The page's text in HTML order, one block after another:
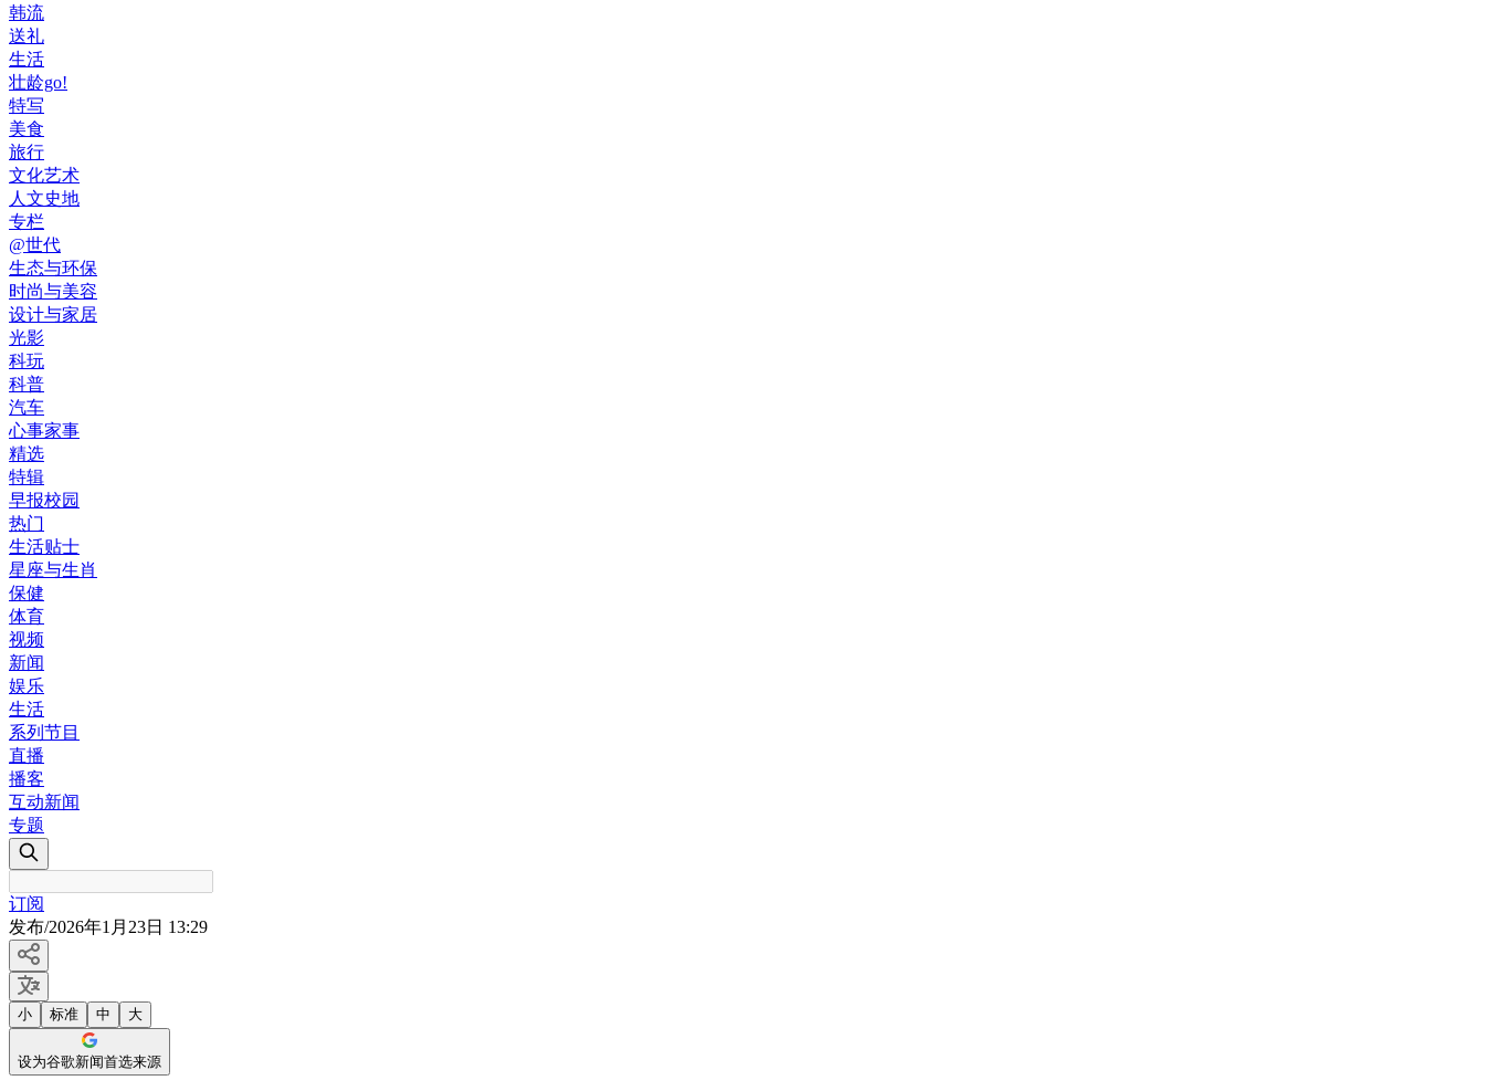
韩流
送礼
生活
壮龄go!
特写
美食
旅行
文化艺术
人文史地
专栏
@世代
生态与环保
时尚与美容
设计与家居
光影
科玩
科普
汽车
心事家事
精选
特辑
早报校园
热门
生活贴士
星座与生肖
保健
体育
视频
新闻
娱乐
生活
系列节目
直播
播客
互动新闻
专题
订阅
发布/2026年1月23日 13:29
小 标准 中 大
设为谷歌新闻首选来源